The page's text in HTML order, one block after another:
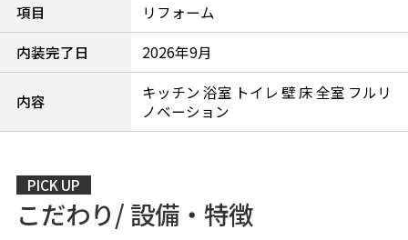
項目
リフォーム
内装完了日
2026年9月
内容
キッチン 浴室 トイレ 壁 床 全室 フルリ
ノベーション
PICK UP
こだわり/ 設備・特徴